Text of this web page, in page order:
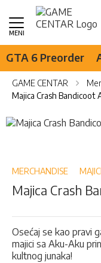
GTA 6 Preorder
GAME CENTAR
Skip
of
images
beginning
the
gallery
MERCHANDISE
Majica Crash
Osećaj se kao pravi
majici sa Aku-Aku
kultnog junaka!